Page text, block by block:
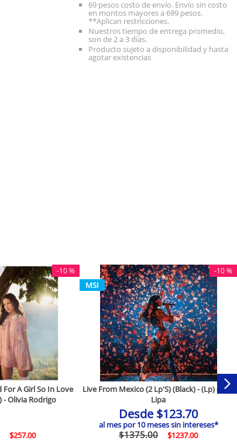
69 pesos costo de envío. Envío sin costo
en montos mayores a 699 pesos.
**Aplican restricciones.
Nuestros tiempo de entrega promedio,
son de 2 a 3 días.
Producto sujeto a disponibilidad y hasta
agotar existencias
-10 %
A Girl So In Love
- Olivia Rodrigo
$257.00
MSI
-10 %
Live From Mexico (2 Lp'S) (Black) - (Lp) - Dua
Lipa
Desde $123.70
al mes por10meses sin intereses*
$1375.00 $1237.00